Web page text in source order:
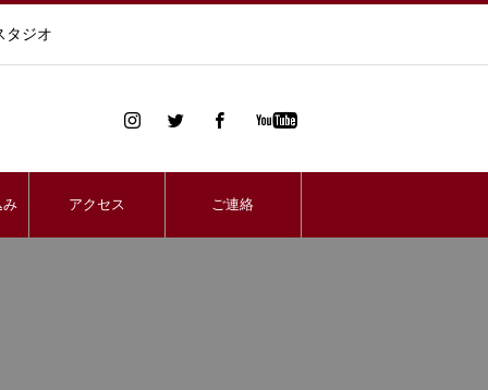
タジオ
み アクセス ご連絡